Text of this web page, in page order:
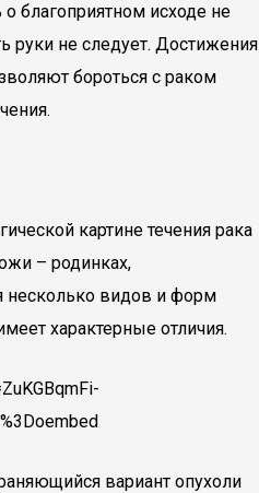
благоприятном исходе не
руки не следует. Достижения
бороться с раком
картине течения рака
– родинках,
несколько видов и форм
характерные отличия.
вариант опухоли